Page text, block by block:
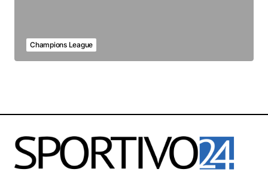
Champions League